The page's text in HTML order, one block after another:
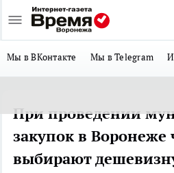
Мы в ВКонтакте Мы в Telegram
При проведении
закупок в
выбирают